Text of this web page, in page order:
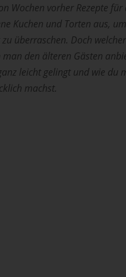
Wochen vorher Rezepte für
Kuchen und Torten aus,
überraschen. Doch
den älteren Gästen
leicht gelingt und wie du
machst.